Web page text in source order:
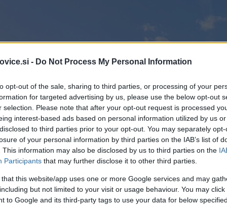
- Do Not Process My Personal Information
opt-out of the sale, sharing to third parties, or processing of your
for targeted advertising by us, please use the below opt-out
selection. Please note that after your opt-out request is processed
interest-based ads based on personal information utilized by us
to third parties prior to your opt-out. You may separately
of your personal information by third parties on the IAB’s list of
This information may also be disclosed by us to third parties on the
Participants that may further disclose it to other third parties.
that this website/app uses one or more Google services and may
but not limited to your visit or usage behaviour. You may
to Google and its third-party tags to use your data for below